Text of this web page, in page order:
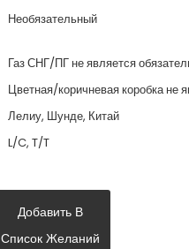
Необязательный
Газ СНГ/ПГ не является
Цветная/коричневая коробка не
Лелиу, Шунде, Китай
L/C, T/T
Добавить В
Список Желаний